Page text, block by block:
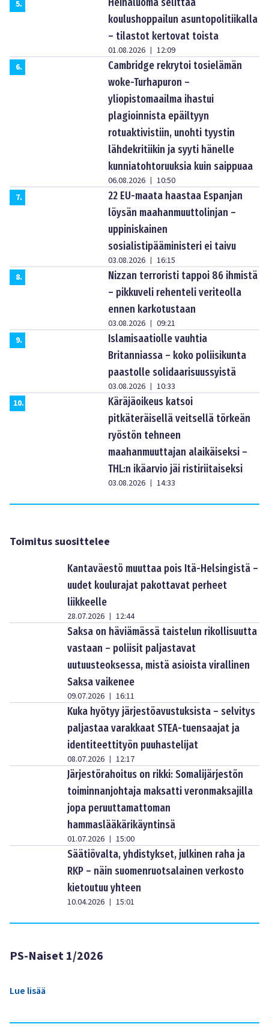
5.
koulushoppailun asuntopolitiikalla
– tilastot kertovat toista
01.08.2026 | 12:09
6.
Cambridge rekrytoi tosielämän
woke-Turhapuron –
yliopistomaailma ihastui
plagioinnista epäiltyyn
rotuaktivistiin, unohti tyystin
lähdekritiikin ja syyti hänelle
kunniatohtoruuksia kuin saippuaa
06.08.2026 | 10:50
7.
22 EU-maata haastaa Espanjan
löysän maahanmuuttolinjan –
uppiniskainen
sosialistipääministeri ei taivu
03.08.2026 | 16:15
8.
Nizzan terroristi tappoi 86 ihmistä
– pikkuveli rehenteli veriteolla
ennen karkotustaan
03.08.2026 | 09:21
9.
Islamisaatiolle vauhtia
Britanniassa – koko poliisikunta
paastolle solidaarisuussyistä
03.08.2026 | 10:33
10.
Käräjäoikeus katsoi
pitkäteräisellä veitsellä törkeän
ryöstön tehneen
maahanmuuttajan alaikäiseksi –
THL:n ikäarvio jäi ristiriitaiseksi
03.08.2026 | 14:33
Toimitus suosittelee
Kantaväestö muuttaa pois Itä-Helsingistä –
uudet koulurajat pakottavat perheet
liikkeelle
28.07.2026 | 12:44
Saksa on häviämässä taistelun rikollisuutta
vastaan – poliisit paljastavat
uutuusteoksessa, mistä asioista virallinen
Saksa vaikenee
09.07.2026 | 16:11
Kuka hyötyy järjestöavustuksista – selvitys
paljastaa varakkaat STEA-tuensaajat ja
identiteettityön puuhastelijat
08.07.2026 | 12:17
Järjestörahoitus on rikki: Somalijärjestön
toiminnanjohtaja maksatti veronmaksajilla
jopa peruuttamattoman
hammaslääkärikäyntinsä
01.07.2026 | 15:00
Säätiövalta, yhdistykset, julkinen raha ja
RKP – näin suomenruotsalainen verkosto
kietoutuu yhteen
10.04.2026 | 15:01
PS-Naiset 1/2026
Lue lisää